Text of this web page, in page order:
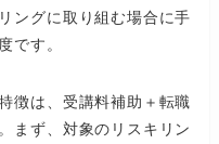
ングに取り組む場合に手
です。
徴は、受講料補助＋転職
まず、対象のリスキリン